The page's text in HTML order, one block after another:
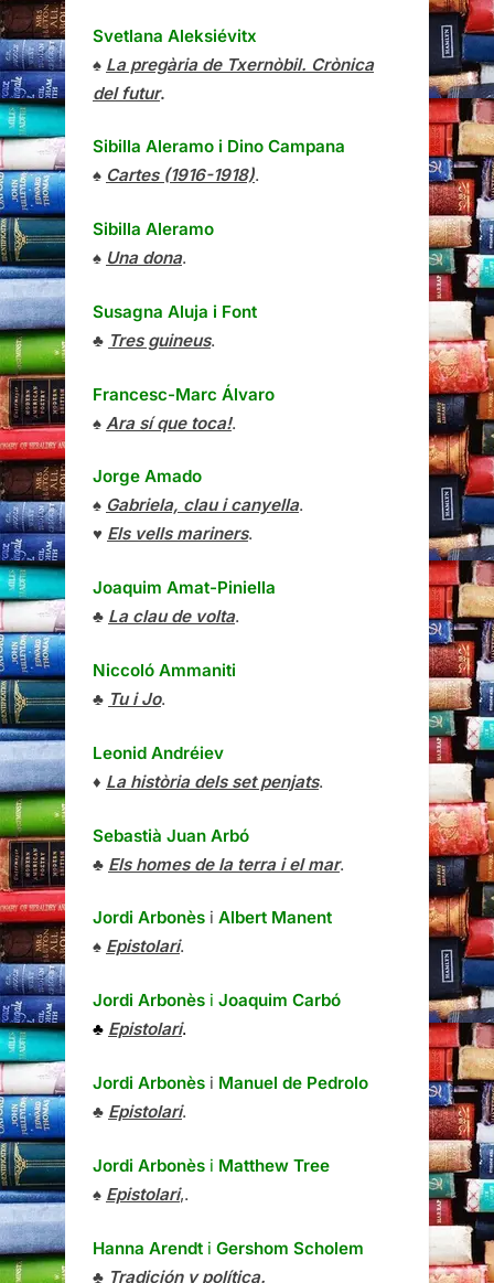
Svetlana Aleksiévitx
♠ La pregària de Txernòbil. Crònica
del futur.
Sibilla Aleramo i Dino Campana
♠ Cartes (1916-1918).
Sibilla Aleramo
♠ Una dona.
Susagna Aluja i Font
♣ Tres guineus.
Francesc-Marc Álvaro
♠ Ara sí que toca!.
Jorge Amado
♠ Gabriela, clau i canyella.
♥ Els vells mariners.
Joaquim Amat-Piniella
♣ La clau de volta.
Niccoló Ammaniti
♣ Tu i Jo.
Leonid Andréiev
♦ La història dels set penjats.
Sebastià Juan Arbó
♣ Els homes de la terra i el mar.
Jordi Arbonès i Albert Manent
♠ Epistolari.
Jordi Arbonès i Joaquim Carbó
♣ Epistolari.
Jordi Arbonès i Manuel de Pedrolo
♣ Epistolari.
Jordi Arbonès i Matthew Tree
♠ Epistolari,.
Hanna Arendt i Gershom Scholem
♣ Tradición y política.